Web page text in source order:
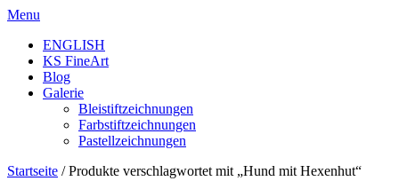
Skip
content
Menu
ENGLISH
KS FineArt
Blog
Galerie
Bleistiftzeichnungen
Farbstiftzeichnungen
Pastellzeichnungen
Startseite / Produkte verschlagwortet mit „Hund mit Hexenhut“